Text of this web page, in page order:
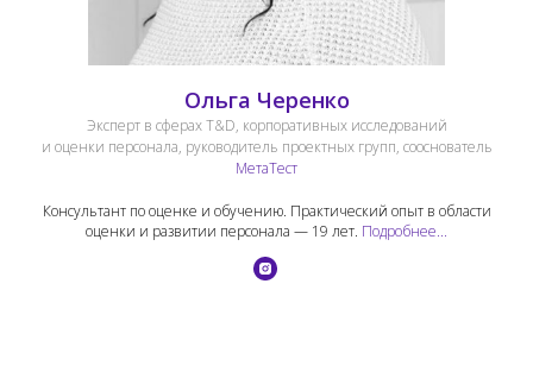
Ольга Черенко
Эксперт в сферах T&D, корпоративных исследований
и оценки персонала, руководитель проектных групп, сооснователь
МетаТест
Консультант по оценке и обучению. Практический опыт в области
оценки и развитии персонала — 19 лет. Подробнее...